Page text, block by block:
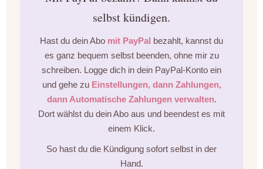
selbst kündigen.
Hast du dein Abo mit PayPal bezahlt, kannst du
es ganz bequem selbst beenden, ohne mir zu
schreiben. Logge dich in dein PayPal-Konto ein
und gehe zu Einstellungen, dann Zahlungen,
dann Automatische Zahlungen verwalten.
Dort wählst du dein Abo aus und beendest es mit
einem Klick.
So hast du die Kündigung sofort selbst in der
Hand.